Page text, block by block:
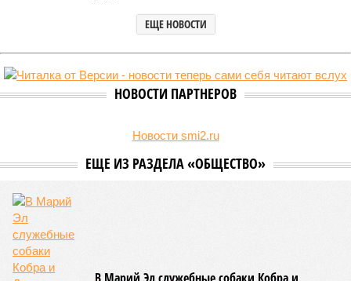
В Чувашской Республике последовательно реализуются меры,
направленные на повышение статуса и институциональное
развитие национальной борьбы на поясах керешу.
Региональные власти не ограничились
дисциплины в качестве приоритетной, но также утвердили
официальную систему спортивных званий и
соответствующие положения и образцы наградных
атрибутов на уровне правительства субъекта. Согласно
обнародованным материалам, введены удостоверения и
нагрудные знаки мастера спорта Чувашии международного
класса по керешу, а также мастера спорта Чувашии.